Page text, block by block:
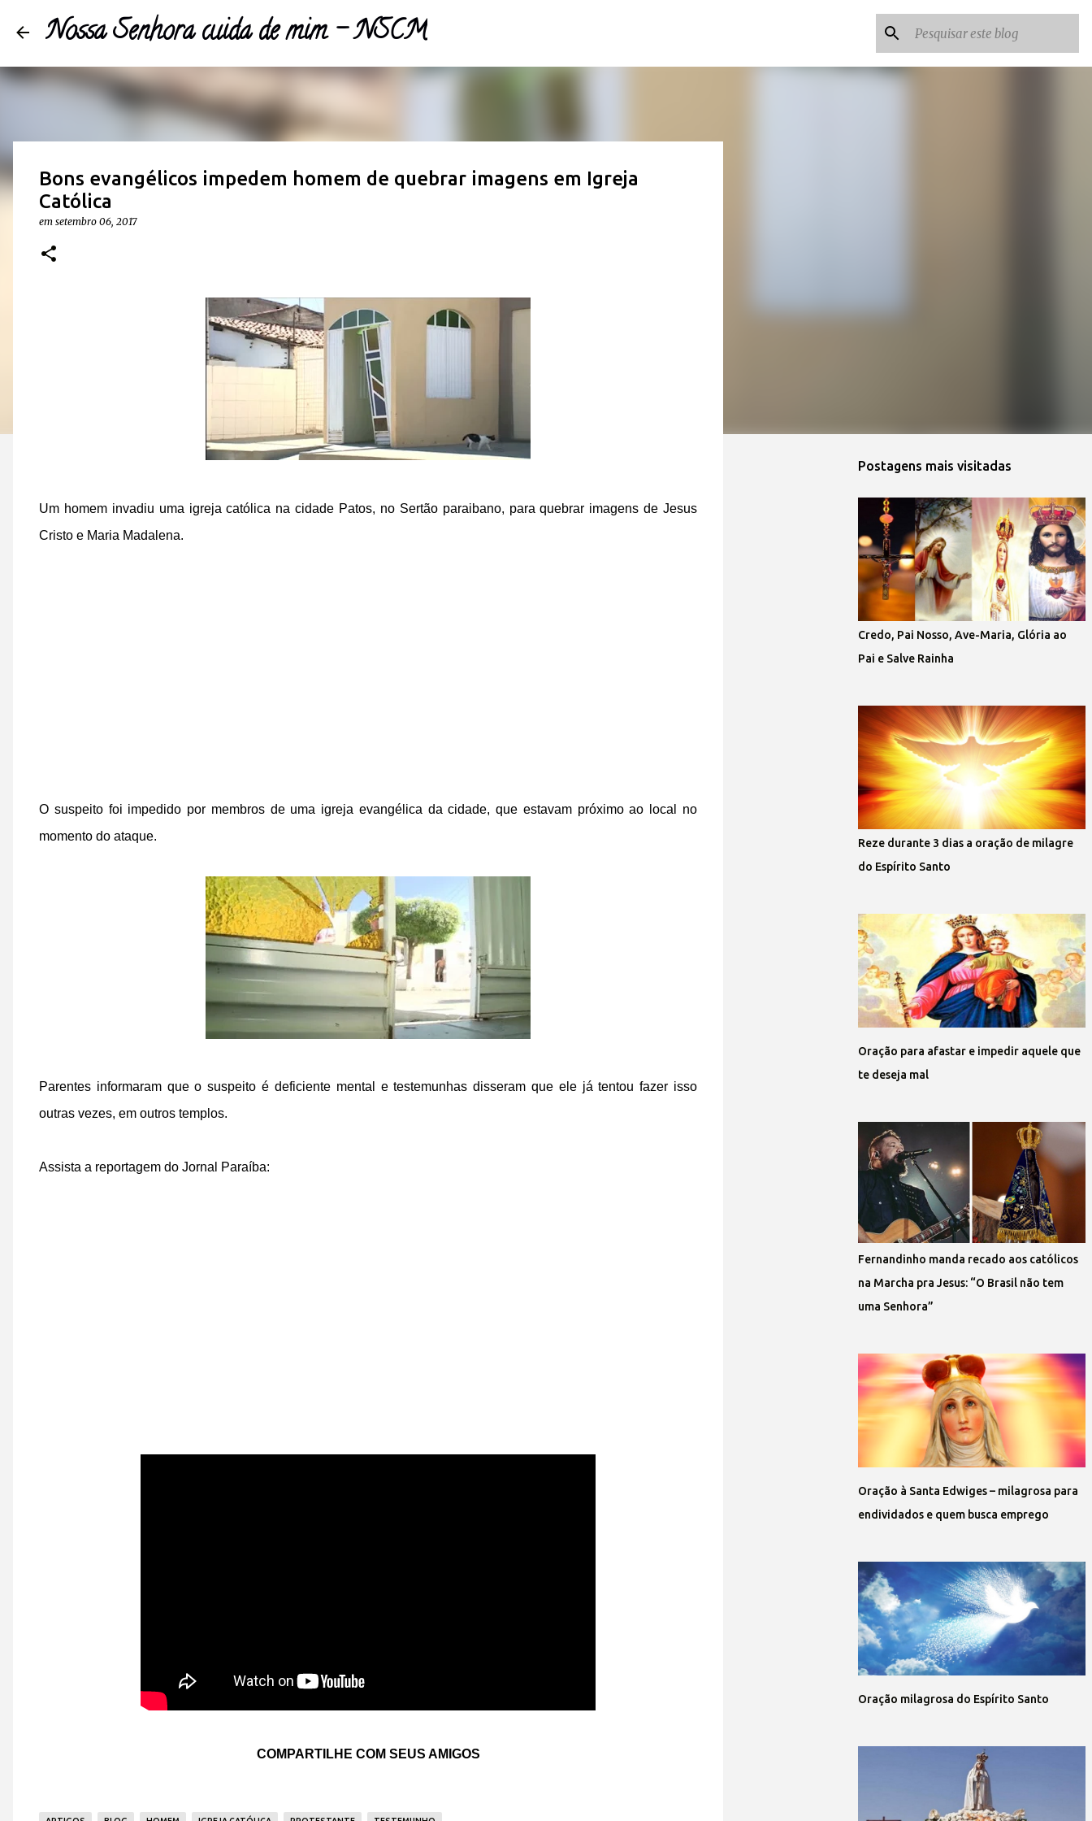
Nossa Senhora cuida de mim - NSCM
Bons evangélicos impedem homem de quebrar imagens em Igreja
Católica
em setembro 06, 2017
Um homem invadiu uma igreja católica na cidade Patos, no Sertão paraibano, para quebrar imagens de Jesus
Cristo e Maria Madalena.
O suspeito foi impedido por membros de uma igreja evangélica da cidade, que estavam próximo ao local no
momento do ataque.
Parentes informaram que o suspeito é deficiente mental e testemunhas disseram que ele já tentou fazer isso
outras vezes, em outros templos.
Assista a reportagem do Jornal Paraíba:
COMPARTILHE COM SEUS AMIGOS
Postagens mais visitadas
Credo, Pai Nosso, Ave-Maria, Glória ao
Pai e Salve Rainha
Reze durante 3 dias a oração de milagre
do Espírito Santo
Oração para afastar e impedir aquele que
te deseja mal
Fernandinho manda recado aos católicos
na Marcha pra Jesus: “O Brasil não tem
uma Senhora”
Oração à Santa Edwiges – milagrosa para
endividados e quem busca emprego
Oração milagrosa do Espírito Santo